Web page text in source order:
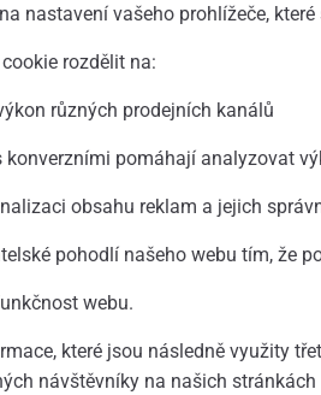
nastavení vašeho prohlížeče,
rozdělit na:
různých prodejních kanálů
pomáhají analyzovat
obsahu reklam a jejich
pohodlí našeho webu tím, že
webu.
které jsou následně využity
návštěvníky na našich